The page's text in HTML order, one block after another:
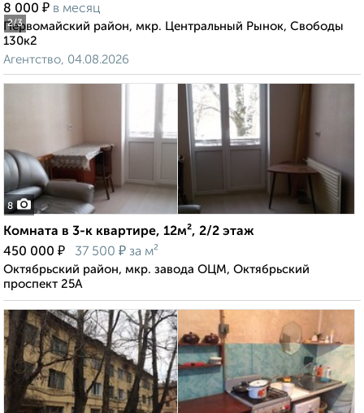
2/3
8 000 ₽ в месяц
Первомайский район, мкр. Центральный Рынок, Свободы
130к2
Агентство, 04.08.2026
8
Комната в 3-к квартире, 12м², 2/2 этаж
450 000 ₽ 37 500 ₽ за м²
Октябрьский район, мкр. завода ОЦМ, Октябрьский
проспект 25А